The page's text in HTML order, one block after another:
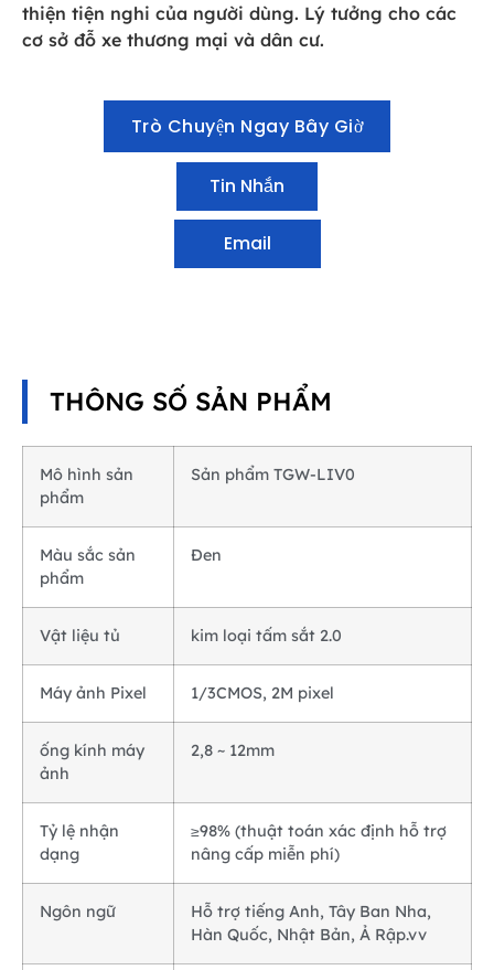
thiện tiện nghi của người dùng. Lý tưởng cho các
cơ sở đỗ xe thương mại và dân cư.
Trò Chuyện Ngay Bây Giờ
Tin Nhắn
Email
THÔNG SỐ SẢN PHẨM
Mô hình sản
phẩm
Sản phẩm TGW-LIV0
Màu sắc sản
phẩm
Đen
Vật liệu tủ kim loại tấm sắt 2.0
Máy ảnh Pixel 1/3CMOS, 2M pixel
ống kính máy
ảnh
2,8 ~ 12mm
Tỷ lệ nhận
dạng
≥98% (thuật toán xác định hỗ trợ
nâng cấp miễn phí)
Ngôn ngữ
Hỗ trợ tiếng Anh, Tây Ban Nha,
Hàn Quốc, Nhật Bản, Ả Rập.vv